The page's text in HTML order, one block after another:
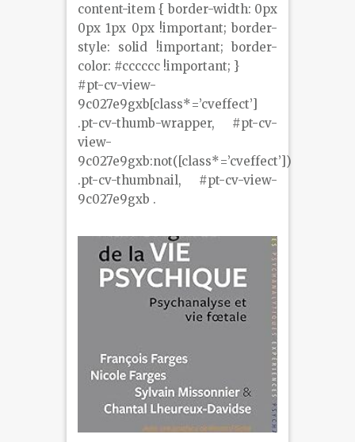
content-item { border-width: 0px
0px 1px 0px !important; border-
style: solid !important; border-
color: #cccccc !important; }
#pt-cv-view-
9c027e9gxb[class*=’cveffect’]
.pt-cv-thumb-wrapper, #pt-cv-
view-
9c027e9gxb:not([class*=’cveffect’])
.pt-cv-thumbnail, #pt-cv-view-
9c027e9gxb .